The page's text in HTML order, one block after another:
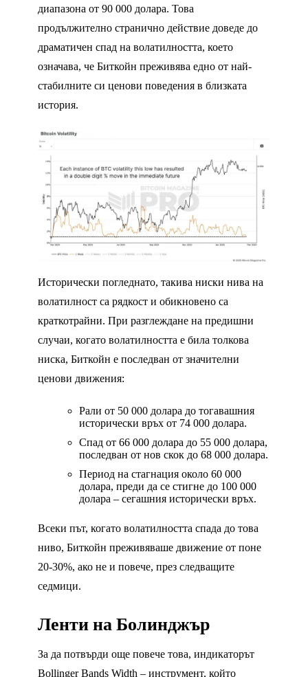
диапазона от 90 000 долара. Това
продължително странично действие доведе до
драматичен спад на волатилността, което
означава, че Биткойн преживява едно от най-
стабилните си ценови поведения в близката
история.
Исторически погледнато, такива ниски нива на
волатилност са рядкост и обикновено са
краткотрайни. При разглеждане на предишни
случаи, когато волатилността е била толкова
ниска, Биткойн е последван от значителни
ценови движения:
Рали от 50 000 долара до тогавашния
исторически връх от 74 000 долара.
Спад от 66 000 долара до 55 000 долара,
последван от нов скок до 68 000 долара.
Период на стагнация около 60 000
долара, преди да се стигне до 100 000
долара – сегашния исторически връх.
Всеки път, когато волатилността спада до това
ниво, Биткойн преживяваше движение от поне
20-30%, ако не и повече, през следващите
седмици.
Ленти на Болинджър
За да потвърди още повече това, индикаторът
Bollinger Bands Width – инструмент, който